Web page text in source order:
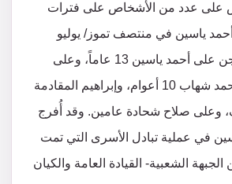
على عدد من الأشخاص على فترات
ياسين في منتصف تموز/ يوليو
1984. وحكم بالسجن على أحمد ياسين 13 عاماً، وعلى
تمراز 12 عاماً، ومحمد شهاب 10 أعوام، وإبراهيم المقادمة
وعلى صلاح شحادة عامين. وقد أُفرج
في عملية تبادل الأسرى التي تمت
5/1985، بين الجبهة الشعبية- القيادة العامة والكيان